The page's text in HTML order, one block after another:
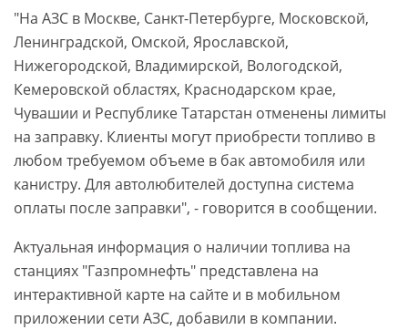
"На АЗС в Москве, Санкт-Петербурге, Московской,
Ленинградской, Омской, Ярославской,
Нижегородской, Владимирской, Вологодской,
Кемеровской областях, Краснодарском крае,
Чувашии и Республике Татарстан отменены лимиты
на заправку. Клиенты могут приобрести топливо в
любом требуемом объеме в бак автомобиля или
канистру. Для автолюбителей доступна система
оплаты после заправки", - говорится в сообщении.
Актуальная информация о наличии топлива на
станциях "Газпромнефть" представлена на
интерактивной карте на сайте и в мобильном
приложении сети АЗС, добавили в компании.